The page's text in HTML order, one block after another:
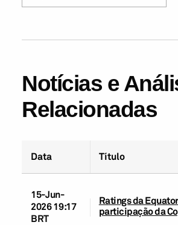
Notícias e
Relacionadas
Data Título
15-Jun-
2026 19:17
BRT
Ratings da
participação da